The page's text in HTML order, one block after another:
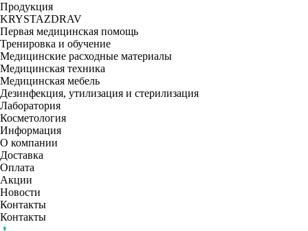
Продукция
KRYSTAZDRAV
Первая медицинская помощь
Тренировка и обучение
Медицинские расходные материалы
Медицинская техника
Медицинская мебель
Дезинфекция, утилизация и стерилизация
Лаборатория
Косметология
Информация
О компании
Доставка
Оплата
Акции
Новости
Контакты
Контакты